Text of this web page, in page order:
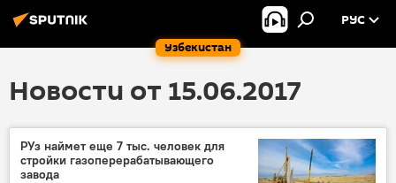
Узбекистан
РУС
Новости от 15.06.2017
РУз наймет еще 7 тыс. человек для
стройки газоперерабатывающего
завода